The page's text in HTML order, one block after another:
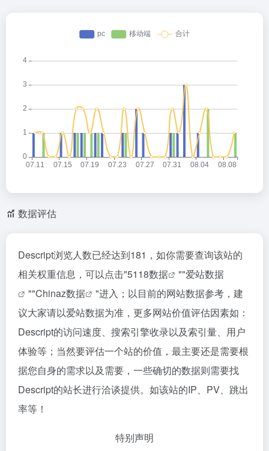
数据评估
Descript浏览人数已经达到181，如你需要查询该站的
相关权重信息，可以点击"5118数据 ""爱站数据
""Chinaz数据
"进入；以目前的网站数据参考，建
议大家请以爱站数据为准，更多网站价值评估因素如：
Descript的访问速度、搜索引擎收录以及索引量、用户
体验等；当然要评估一个站的价值，最主要还是需要根
据您自身的需求以及需要，一些确切的数据则需要找
Descript的站长进行洽谈提供。如该站的IP、PV、跳出
率等！
特别声明